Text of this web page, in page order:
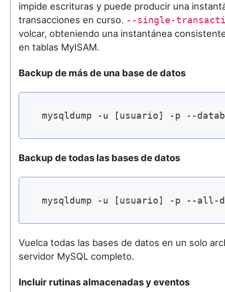
impide escrituras y puede producir una
transacciones en curso. --single-
volcar, obteniendo una instantánea
en tablas MyISAM.
Backup de más de una base de datos
Backup de todas las bases de datos
Vuelca todas las bases de datos en un solo
servidor MySQL completo.
Incluir rutinas almacenadas y eventos